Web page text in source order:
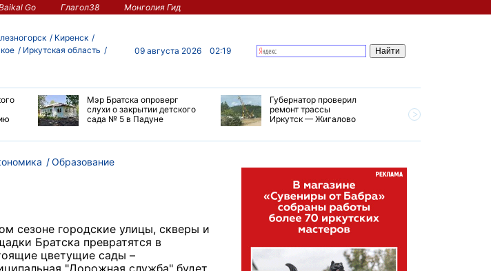
Go Глагол38 Монголия Гид
Киренск
Иркутская область
09 августа 2026 02:19
Мэр Братска опроверг
слухи о закрытии детского
сада № 5 в Падуне
Губернатор проверил
ремонт трассы
Иркутск — Жигалово
Образование
сезоне городские улицы, скверы и
Братска превратятся в
цветущие сады –